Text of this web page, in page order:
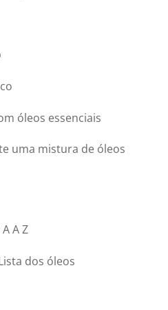
óleos essenciais
uma mistura de óleos
A A Z
dos óleos